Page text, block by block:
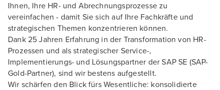
Ihnen, Ihre HR- und Abrechnungsprozesse zu
vereinfachen - damit Sie sich auf Ihre Fachkräfte und
strategischen Themen konzentrieren können.
Dank 25 Jahren Erfahrung in der Transformation von HR-
Prozessen und als strategischer Service-,
Implementierungs- und Lösungspartner der SAP SE (SAP-
Gold-Partner), sind wir bestens aufgestellt.
Wir schärfen den Blick fürs Wesentliche: konsolidierte